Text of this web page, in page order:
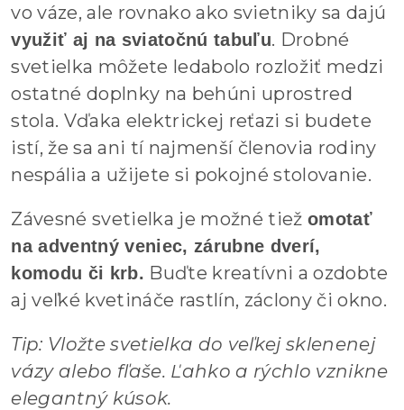
vo váze, ale rovnako ako svietniky sa dajú
využiť aj na sviatočnú tabuľu. Drobné
svetielka môžete ledabolo rozložiť medzi
ostatné doplnky na behúni uprostred
stola. Vďaka elektrickej reťazi si budete
istí, že sa ani tí najmenší členovia rodiny
nespália a užijete si pokojné stolovanie.
Závesné svetielka je možné tiež omotať
na adventný veniec, zárubne dverí,
komodu či krb. Buďte kreatívni a ozdobte
aj veľké kvetináče rastlín, záclony či okno.
Tip: Vložte svetielka do veľkej sklenenej
vázy alebo fľaše. Ľahko a rýchlo vznikne
elegantný kúsok.